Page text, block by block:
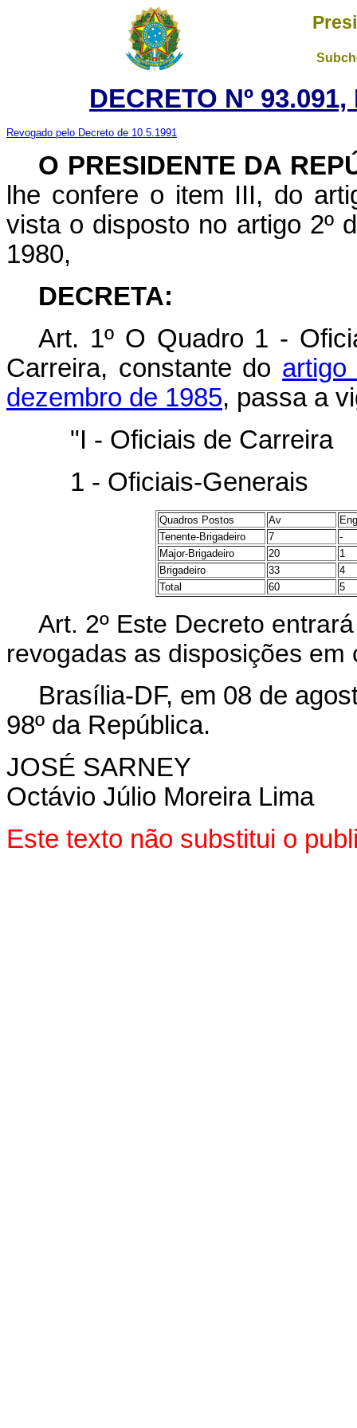
DECRETO Nº
Revogado pelo Decreto de 10.5.1991
O PRESIDENTE DA
lhe confere o item III, do
vista o disposto no artigo 2º
1980,
DECRETA:
Art. 1º O Quadro 1 -
Carreira, constante do artigo
dezembro de 1985, passa a
"I - Oficiais de Carreira
1 - Oficiais-Generais
Quadros Postos Av
Eng
Tenente-Brigadeiro
7
-
Major-Brigadeiro
20
1
Brigadeiro
33
4
Total
60 5
Art. 2º Este Decreto
revogadas as disposições em
Brasília-DF, em 08 de
98º da República.
JOSÉ SARNEY
Octávio Júlio Moreira Lima
Este texto não substitui o